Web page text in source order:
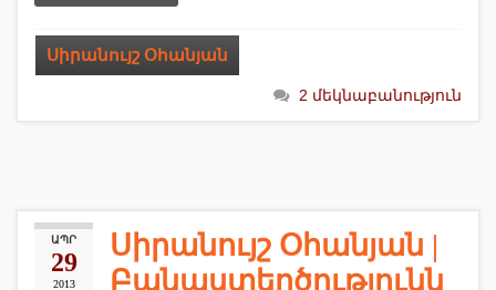
Սիրանույշ Օհանյան
2 մեկնաբանություն
ԱՊՐ
29
2013
Սիրանույշ Օհանյան |
Բանաստեղծությունն